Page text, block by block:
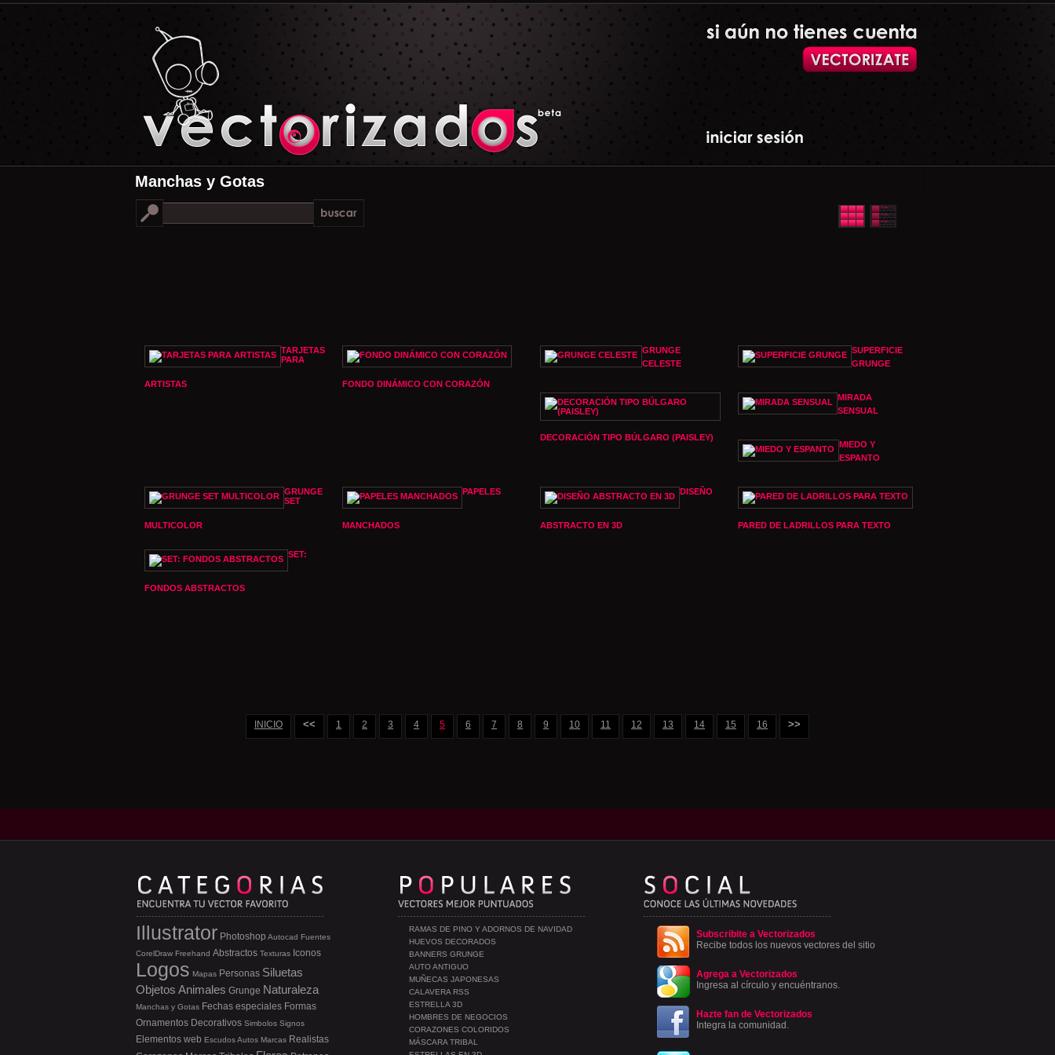
Manchas y Gotas
TARJETAS
PARA
ARTISTAS FONDO DINÁMICO CON CORAZÓN
GRUNGE
CELESTE
SUPERFICIE
GRUNGE
DECORACIÓN TIPO BÚLGARO (PAISLEY)
MIRADA
SENSUAL
MIEDO Y
ESPANTO
GRUNGE
SET
MULTICOLOR
PAPELES
MANCHADOS
DISEÑO
ABSTRACTO EN 3D PARED DE LADRILLOS PARA TEXTO
SET:
FONDOS ABSTRACTOS
INICIO << 1 2 3 4 5 6 7 8 9 10 11 12 13 14 15 16 >>
Subscribite a Vectorizados
Recibe todos los nuevos vectores del sitio
Agrega a Vectorizados
Ingresa al círculo y encuéntranos.
Hazte fan de Vectorizados
Integra la comunidad.
RAMAS DE PINO Y ADORNOS DE NAVIDAD
HUEVOS DECORADOS
BANNERS GRUNGE
AUTO ANTIGUO
MUÑECAS JAPONESAS
CALAVERA RSS
ESTRELLA 3D
HOMBRES DE NEGOCIOS
CORAZONES COLORIDOS
MÁSCARA TRIBAL
Illustrator Photoshop Autocad Fuentes
CorelDraw Freehand Abstractos Texturas Iconos
Logos Mapas Personas Siluetas
Objetos Animales Grunge Naturaleza
Manchas y Gotas Fechas especiales Formas
Ornamentos Decorativos Simbolos Signos
Elementos web EscudosAutos Marcas Realistas